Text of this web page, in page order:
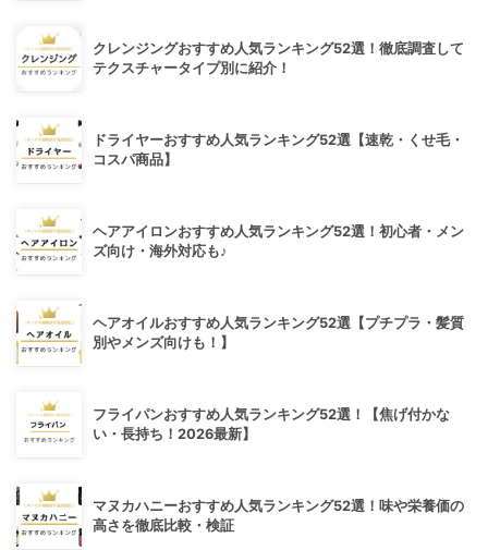
クレンジングおすすめ人気ランキング52選！徹底調査して
テクスチャータイプ別に紹介！
ドライヤーおすすめ人気ランキング52選【速乾・くせ毛・
コスパ商品】
ヘアアイロンおすすめ人気ランキング52選！初心者・メン
ズ向け・海外対応も♪
ヘアオイルおすすめ人気ランキング52選【プチプラ・髪質
別やメンズ向けも！】
フライパンおすすめ人気ランキング52選！【焦げ付かな
い・長持ち！2026最新】
マヌカハニーおすすめ人気ランキング52選！味や栄養価の
高さを徹底比較・検証